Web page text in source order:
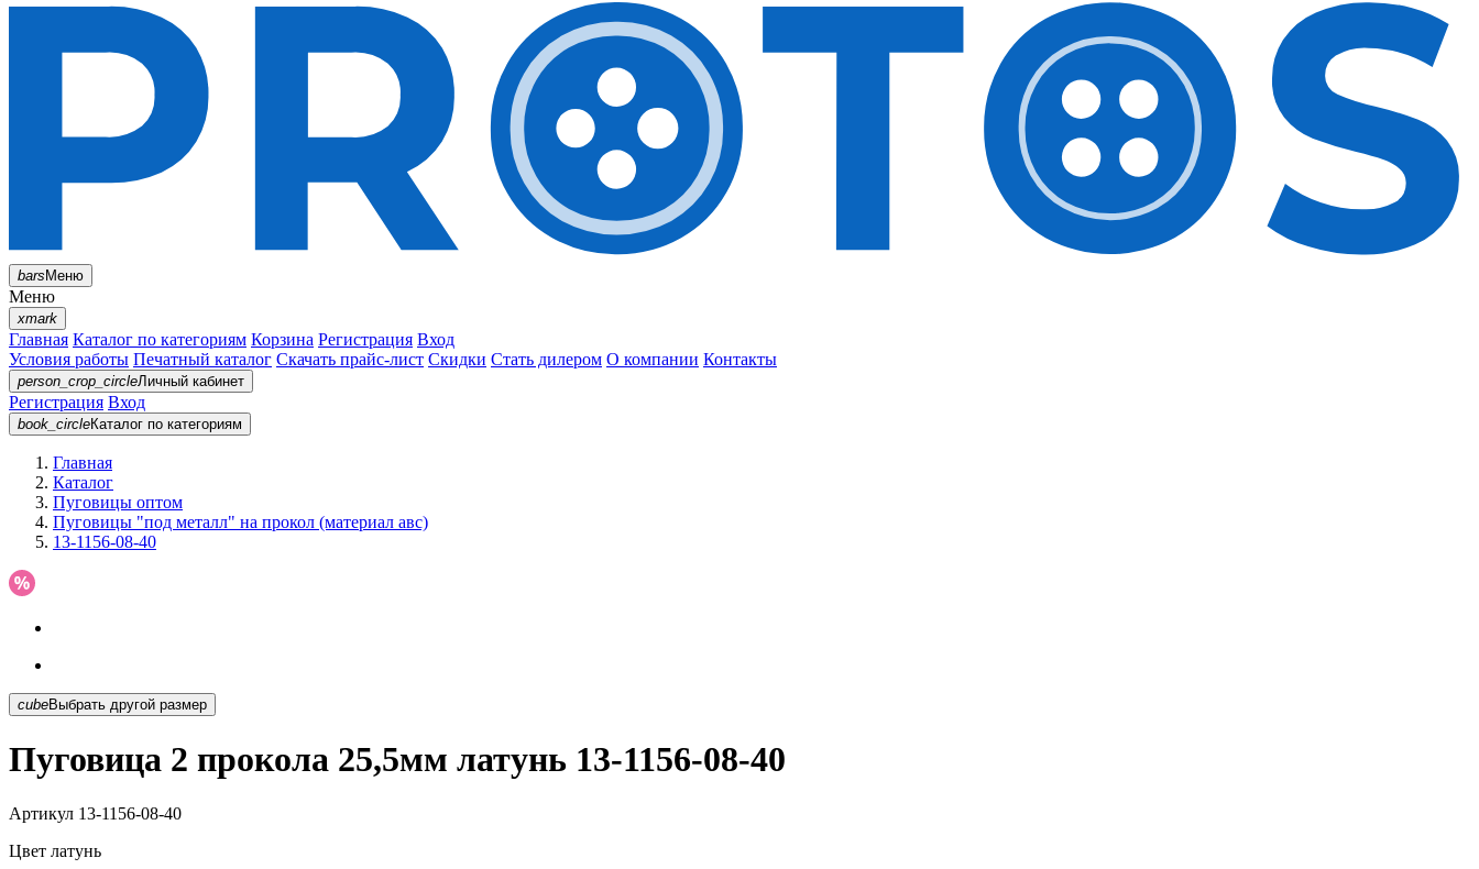
barsМеню
Меню
xmark
Главная Каталог по категориям Корзина Регистрация Вход
Условия работы Печатный каталог Скачать прайс-лист Скидки Стать дилером О компании Контакты
person_crop_circleЛичный кабинет
Регистрация Вход
book_circleКаталог по категориям
Главная
Каталог
Пуговицы оптом
Пуговицы "под металл" на прокол (материал авс)
13-1156-08-40
cubeВыбрать другой размер
Пуговица 2 прокола 25,5мм латунь 13-1156-08-40
Артикул 13-1156-08-40
Цвет латунь